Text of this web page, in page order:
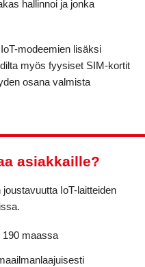
hallinnoi ja jonka
modeemien lisäksi
myös fyysiset SIM-kortit
osana valmista
asiakkaille?
IoT-laitteiden
190 maassa